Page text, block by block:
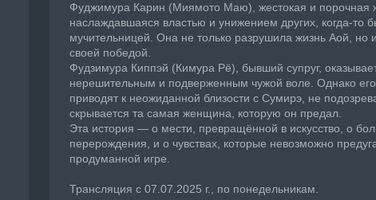
Фуджимура Карин (Миямото Маю), жестокая и порочная
наслаждавшаяся властью и унижением других, когда-то
мучительницей. Она не только разрушила жизнь Аой, но
своей победой.
Фудзимура Киппэй (Кимура Рё), бывший супруг,
нерешительным и подверженным чужой воле. Однако его
приводят к неожиданной близости с Сумирэ, не
скрывается та самая женщина, которую он предал.
Эта история — о мести, превращённой в искусство, о
перерождения, и о чувствах, которые невозможно
продуманной игре.
Трансляция с 07.07.2025 г., по понедельникам.